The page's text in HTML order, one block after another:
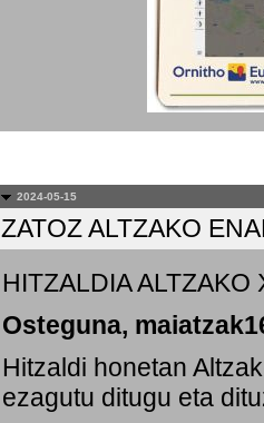
2024-05-15
ZATOZ ALTZAKO
HITZALDIA ALTZAKO
Osteguna,
Hitzaldi honetan
ezagutu ditugu eta